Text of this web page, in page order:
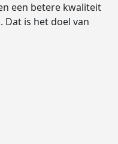
een betere kwaliteit
Dat is het doel van